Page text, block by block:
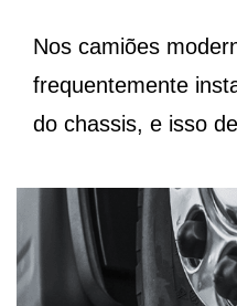
Nos camiões
frequentemente
do chassis, e isso